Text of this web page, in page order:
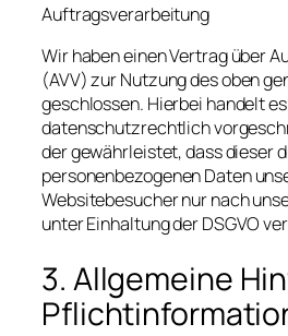
Auftragsverarbeitung
Wir haben einen Vertrag über
(AVV) zur Nutzung des oben
geschlossen. Hierbei handelt
datenschutzrechtlich
der gewährleistet, dass dieser
personenbezogenen Daten
Websitebesucher nur nach
unter Einhaltung der DSGVO
3. Allgemeine